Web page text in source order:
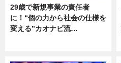
29歳で新規事業の責任者
に！“個の力から社会の仕様を
変える”カオナビ流…